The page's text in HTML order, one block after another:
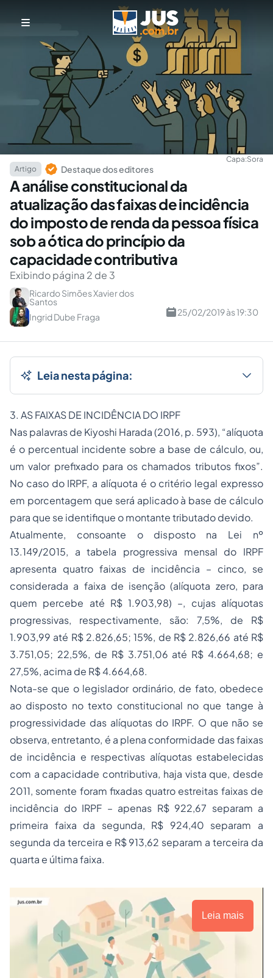
Capa:Sora
Artigo
Destaque dos editores
A análise constitucional da
atualização das faixas de incidência
do imposto de renda da pessoa física
sob a ótica do princípio da
capacidade contributiva
Exibindo página 2 de 3
Ricardo Simões Xavier dos
Santos
Ingrid Dube Fraga
25/02/2019 às 19:30
Leia nesta página:
3. AS FAIXAS DE INCIDÊNCIA DO IRPF
Nas palavras de Kiyoshi Harada (2016, p. 593), “alíquota
é o percentual incidente sobre a base de cálculo, ou,
um valor prefixado para os chamados tributos fixos”.
No caso do IRPF, a alíquota é o critério legal expresso
em porcentagem que será aplicado à base de cálculo
para que se identifique o montante tributado devido.
Atualmente, consoante o disposto na Lei nº
13.149/2015, a tabela progressiva mensal do IRPF
apresenta quatro faixas de incidência – cinco, se
considerada a faixa de isenção (alíquota zero, para
quem percebe até R$ 1.903,98) –, cujas alíquotas
progressivas, respectivamente, são: 7,5%, de R$
1.903,99 até R$ 2.826,65; 15%, de R$ 2.826,66 até R$
3.751,05; 22,5%, de R$ 3.751,06 até R$ 4.664,68; e
27,5%, acima de R$ 4.664,68.
Nota-se que o legislador ordinário, de fato, obedece
ao disposto no texto constitucional no que tange à
progressividade das alíquotas do IRPF. O que não se
observa, entretanto, é a plena conformidade das faixas
de incidência e respectivas alíquotas estabelecidas
com a capacidade contributiva, haja vista que, desde
2011, somente foram fixadas quatro estreitas faixas de
incidência do IRPF – apenas R$ 922,67 separam a
primeira faixa da segunda, R$ 924,40 separam a
segunda da terceira e R$ 913,62 separam a terceira da
quarta e última faixa.
Leia mais